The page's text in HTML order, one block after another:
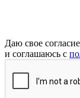
Даю свое
и соглашаюсь с